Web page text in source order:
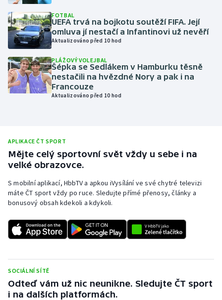
Motorsport
Olympijské hry
Plavání
Plážový volejbal
Short track
Sportovní střelba
Triatlon
Veslování
FOTBAL
UEFA trvá na bojkotu soutěží FIFA. Její
omluva jí nestačí a Infantinovi už nevěří
Aktualizováno před 10 hod
PLÁŽOVÝ VOLEJBAL
Šépka se Sedlákem v Hamburku těsně
nestačili na hvězdné Nory a pak i na
Francouze
Aktualizováno před 10 hod
APLIKACE ČT SPORT
Mějte celý sportovní svět vždy u sebe i na
velké obrazovce.
S mobilní aplikací, HbbTV a apkou iVysílání ve své chytré televizi
máte ČT sport vždy po ruce. Sledujte přímé přenosy, články a
bonusový obsah kdekoli a kdykoli.
SOCIÁLNÍ SÍTĚ
Odteď vám už nic neunikne. Sledujte ČT sport
i na dalších platformách.